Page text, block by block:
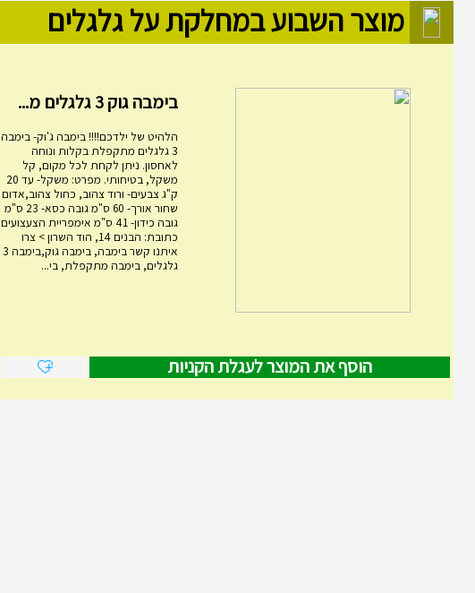
מוצר השבוע במחלקת על גלגלים
בימבה גוק 3 גלגלים מ...
הלהיט של ילדכם!!!! בימבה ג'וק- בימבה
3 גלגלים מתקפלת בקלות ונוחה
לאחסון. ניתן לקחת לכל מקום, קל
משקל, בטיחותי. מפרט: משקל- עד 20
ק"ג צבעים- ורוד צהוב, כחול צהוב,אדום
שחור אורך- 60 ס"מ גובה כסא- 23 ס"מ
גובה כידון- 41 ס"מ אימפריית הצעצועים
כתובת: הבנים 14, הוד השרון > צרו
איתנו קשר בימבה, בימבה גוק,בימבה 3
גלגלים, בימבה מתקפלת, בי...
הוסף את המוצר לעגלת הקניות